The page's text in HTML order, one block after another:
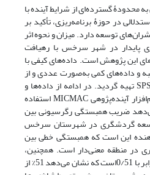
محدودۀ گسترده‌ای از شرایط آینده با
در حوزۀ برنامه‌ریزی، تأکید بر
توسعه دارد. میزان و نحوه اثر
پایدار در شهر سرخس با رهیافت
این پژوهش است. داده‌های کیفی با
و داده‌های کمی به‌صورت عددی و از
طریق وزن‌دهی در نرم‌افزار SPSS تهیه گردید. در ادامه از داده‌ها و
آنالیزهای به‌دست‌آمده در نرم‌افزار آینده‌پژوهی MICMAC استفاده
ضریب همبستگی رگرسیونی بین
گردشگری در شهرستان سرخس
نشان‌دهنده این است که همبستگی خطی بین
در منطقه معنی‌دار است. همچنین،
مقدار ضریب تبیین چندگانه برابر با 0/51است که نشان‌ می‌دهد 51% از